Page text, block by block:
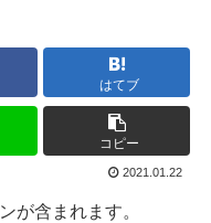
はてブ
コピー
2021.01.22
が含まれます。